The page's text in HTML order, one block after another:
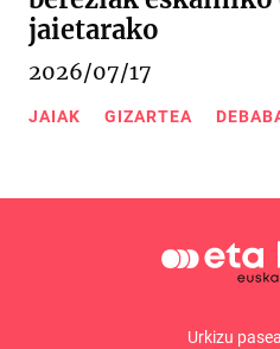
jaietarako
2026/07/17
JAIAK GIZARTEA
Urkizu